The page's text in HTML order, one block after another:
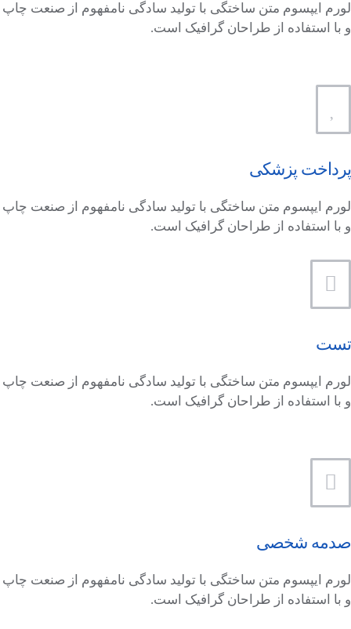
لورم ایپسوم متن ساختگی با تولید سادگی نامفهوم از صنعت چاپ
و با استفاده از طراحان گرافیک است.
پرداخت پزشکی
لورم ایپسوم متن ساختگی با تولید سادگی نامفهوم از صنعت چاپ
و با استفاده از طراحان گرافیک است.
تست
لورم ایپسوم متن ساختگی با تولید سادگی نامفهوم از صنعت چاپ
و با استفاده از طراحان گرافیک است.
صدمه شخصی
لورم ایپسوم متن ساختگی با تولید سادگی نامفهوم از صنعت چاپ
و با استفاده از طراحان گرافیک است.